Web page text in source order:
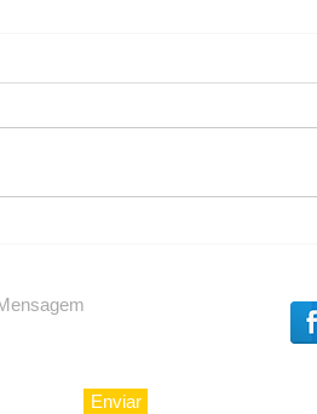
Enviar